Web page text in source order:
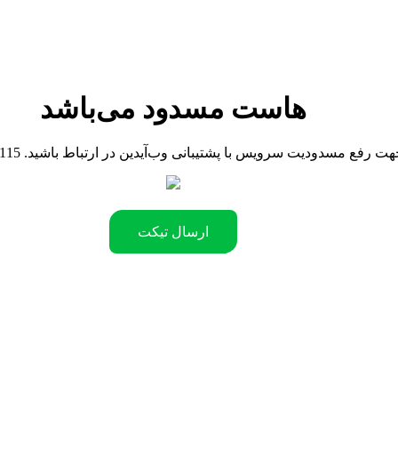
هاست مسدود می‌باشد
.جهت رفع مسدودیت سرویس با پشتیبانی وب‌آیدین در ارتباط باشید
ارسال تیکت